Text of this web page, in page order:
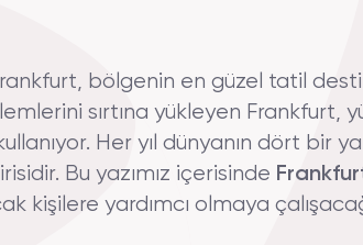
bölgenin en güzel tatil
sırtına yükleyen Frankfurt,
Her yıl dünyanın dört bir
Bu yazımız içerisinde
kişilere yardımcı olmaya